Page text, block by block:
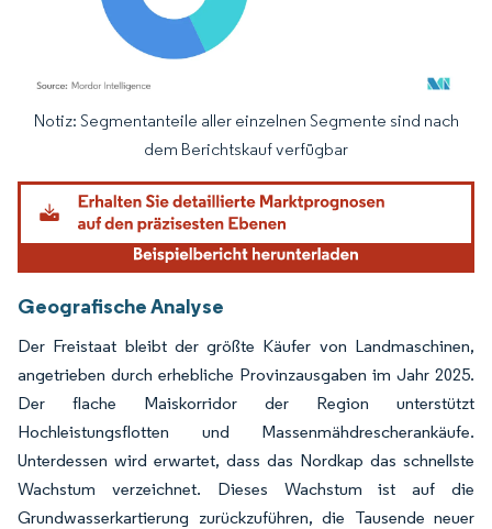
Bild © Mordor Intelligence. Wiederverwendung erfordert Namensnennung
Notiz: Segmentanteile aller einzelnen Segmente sind nach
dem Berichtskauf verfügbar
Geografische Analyse
Der Freistaat bleibt der größte Käufer von Landmaschinen,
angetrieben durch erhebliche Provinzausgaben im Jahr 2025.
Der flache Maiskorridor der Region unterstützt
Hochleistungsflotten und Massenmähdrescherankäufe.
Unterdessen wird erwartet, dass das Nordkap das schnellste
Wachstum verzeichnet. Dieses Wachstum ist auf die
Grundwasserkartierung zurückzuführen, die Tausende neuer